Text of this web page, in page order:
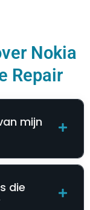
Nokia
Repair
mijn
die